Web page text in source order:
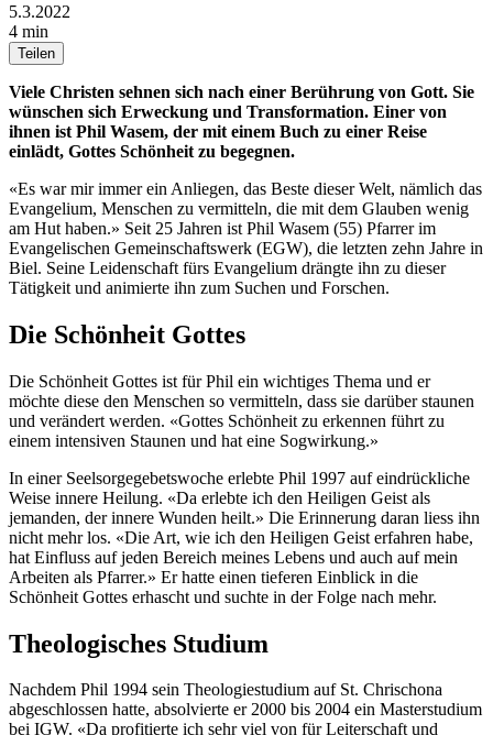
5.3.2022
4 min
Teilen
Viele Christen sehnen sich nach einer Berührung von Gott. Sie
wünschen sich Erweckung und Transformation. Einer von
ihnen ist Phil Wasem, der mit einem Buch zu einer Reise
einlädt, Gottes Schönheit zu begegnen.
«Es war mir immer ein Anliegen, das Beste dieser Welt, nämlich das
Evangelium, Menschen zu vermitteln, die mit dem Glauben wenig
am Hut haben.» Seit 25 Jahren ist Phil Wasem (55) Pfarrer im
Evangelischen Gemeinschaftswerk (EGW), die letzten zehn Jahre in
Biel. Seine Leidenschaft fürs Evangelium drängte ihn zu dieser
Tätigkeit und animierte ihn zum Suchen und Forschen.
Die Schönheit Gottes
Die Schönheit Gottes ist für Phil ein wichtiges Thema und er
möchte diese den Menschen so vermitteln, dass sie darüber staunen
und verändert werden. «Gottes Schönheit zu erkennen führt zu
einem intensiven Staunen und hat eine Sogwirkung.»
In einer Seelsorgegebetswoche erlebte Phil 1997 auf eindrückliche
Weise innere Heilung. «Da erlebte ich den Heiligen Geist als
jemanden, der innere Wunden heilt.» Die Erinnerung daran liess ihn
nicht mehr los. «Die Art, wie ich den Heiligen Geist erfahren habe,
hat Einfluss auf jeden Bereich meines Lebens und auch auf mein
Arbeiten als Pfarrer.» Er hatte einen tieferen Einblick in die
Schönheit Gottes erhascht und suchte in der Folge nach mehr.
Theologisches Studium
Nachdem Phil 1994 sein Theologiestudium auf St. Chrischona
abgeschlossen hatte, absolvierte er 2000 bis 2004 ein Masterstudium
bei IGW. «Da profitierte ich sehr viel von für Leiterschaft und